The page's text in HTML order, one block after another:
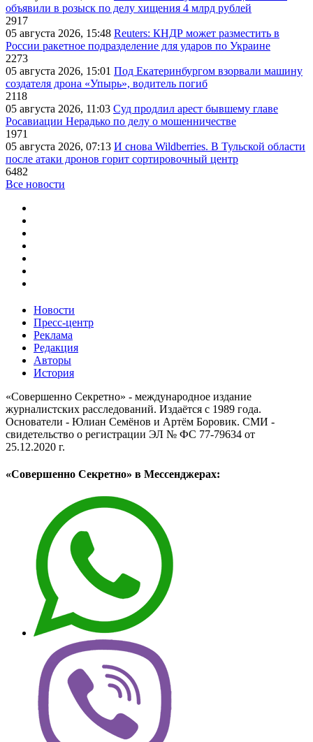
объявили в розыск по делу хищения 4 млрд рублей
2917
05 августа 2026, 15:48 Reuters: КНДР может разместить в
России ракетное подразделение для ударов по Украине
2273
05 августа 2026, 15:01 Под Екатеринбургом взорвали машину
создателя дрона «Упырь», водитель погиб
2118
05 августа 2026, 11:03 Суд продлил арест бывшему главе
Росавиации Нерадько по делу о мошенничестве
1971
05 августа 2026, 07:13 И снова Wildberries. В Тульской области
после атаки дронов горит сортировочный центр
6482
Все новости
Новости
Пресс-центр
Реклама
Редакция
Авторы
История
«Совершенно Секретно» - международное издание
журналистских расследований. Издаётся с 1989 года.
Основатели - Юлиан Семёнов и Артём Боровик. CМИ -
свидетельство о регистрации ЭЛ № ФС 77-79634 от
25.12.2020 г.
«Совершенно Секретно» в Мессенджерах: